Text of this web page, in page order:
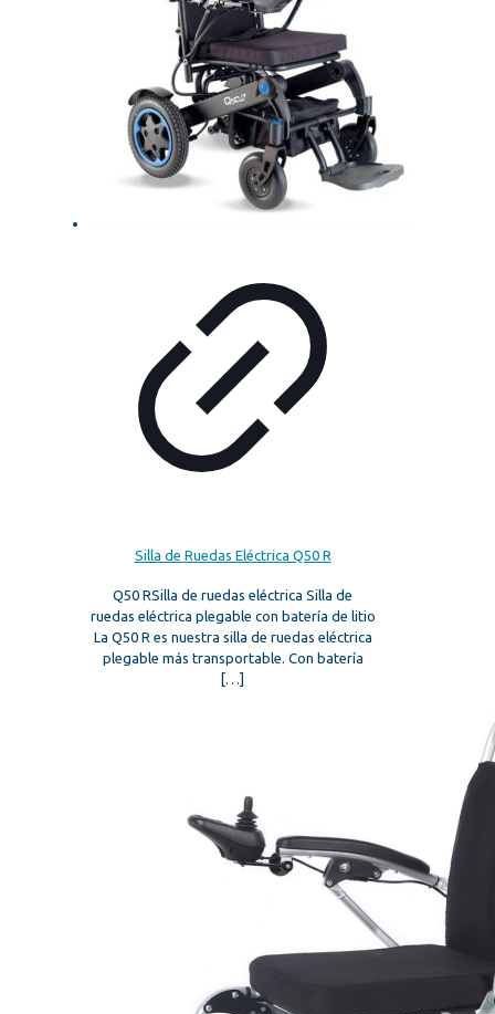
Silla de Ruedas Eléctrica Q50 R
Q50 RSilla de ruedas eléctrica Silla de
ruedas eléctrica plegable con batería de litio
La Q50 R es nuestra silla de ruedas eléctrica
plegable más transportable. Con batería
[…]